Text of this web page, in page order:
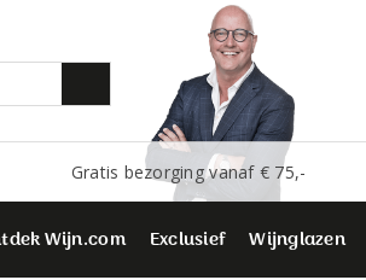
Gratis bezorging vanaf € 75,-
Wijn.com Exclusief Wijnglazen